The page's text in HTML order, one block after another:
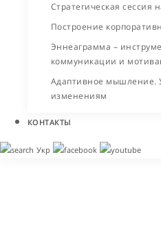
Стратегическая сессия
Построение
Эннеаграмма –
коммуникации и
Адаптивное мышление.
изменениям
КОНТАКТЫ
Укр